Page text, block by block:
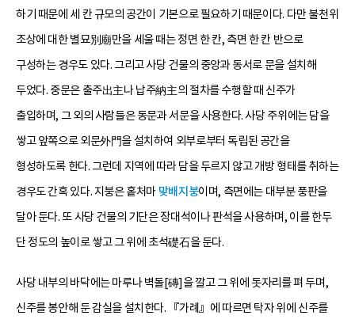
하기 때문에 세 칸 규모의 공간이 기본으로 필요하기 때문이다. 다만 불천위
조상에 대한 별묘別廟만을 세울 때는 정면 한 칸, 측면 한 칸 반으로
구성하는 경우도 있다. 그리고 사당 건물의 중앙과 동서로 문을 설치해
두었다. 중문은 출주出主나 납주納主의 절차를 수행할 때 신주가
출입하며, 그 외의 사람들은 동문과 서문을 사용한다. 사당 주위에는 담을
쌓고 앞쪽으로 외문外門을 설치하여 외부로부터 독립된 공간을
형성하도록 한다. 그런데 지역에 따라 담을 두르지 않고 개방 형태를 취하는
경우도 간혹 있다. 지붕은 홑처마 맞배지붕이며, 측면에는 대부분 풍판을
달아 둔다. 또 사당 건물의 기단은 장대석이나 판석을 사용하며, 이를 한두
단 정도의 높이로 쌓고 그 위에 초석礎石을 둔다.
사당 내부의 바닥에는 마루나 벽돌[磚]을 깔고 그 위에 돗자리를 펴 두며,
신주를 봉안해 둔 감실을 설치한다. 『가례』에 따르면 탁자 위에 신주를